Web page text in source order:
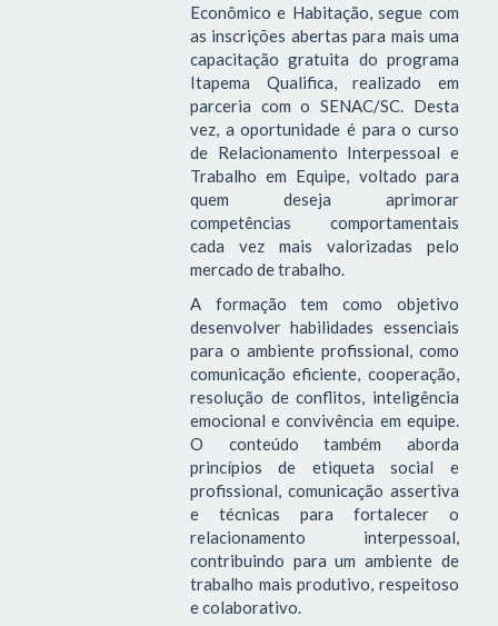
Econômico e Habitação, segue com
as inscrições abertas para mais uma
capacitação gratuita do programa
Itapema Qualifica, realizado em
parceria com o SENAC/SC. Desta
vez, a oportunidade é para o curso
de Relacionamento Interpessoal e
Trabalho em Equipe, voltado para
quem deseja aprimorar
competências comportamentais
cada vez mais valorizadas pelo
mercado de trabalho.
A formação tem como objetivo
desenvolver habilidades essenciais
para o ambiente profissional, como
comunicação eficiente, cooperação,
resolução de conflitos, inteligência
emocional e convivência em equipe.
O conteúdo também aborda
princípios de etiqueta social e
profissional, comunicação assertiva
e técnicas para fortalecer o
relacionamento interpessoal,
contribuindo para um ambiente de
trabalho mais produtivo, respeitoso
e colaborativo.